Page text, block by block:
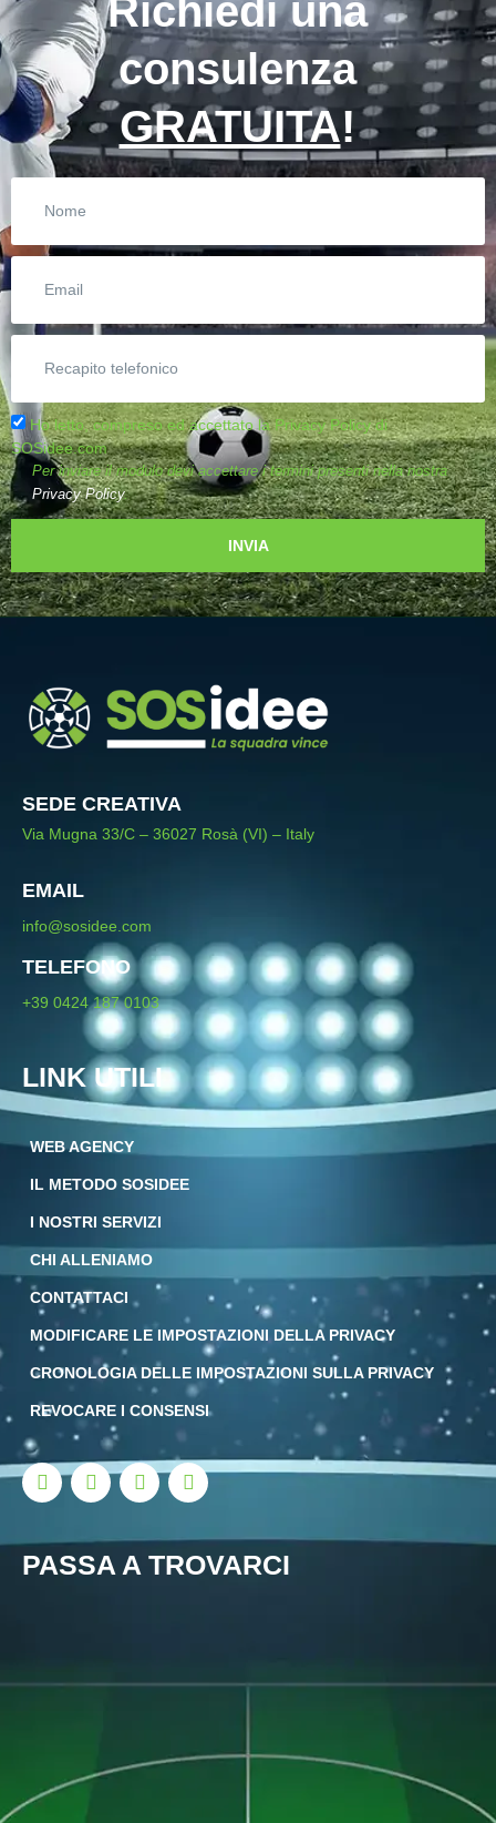
Richiedi una
consulenza
GRATUITA!
Ho letto, compreso ed accettato la Privacy Policy di
SOSidee.com
Per inviare il modulo devi accettare i termini presenti nella nostra
Privacy Policy.
INVIA
SEDE CREATIVA
Via Mugna 33/C – 36027 Rosà (VI) – Italy
EMAIL
info@sosidee.com
TELEFONO
+39 0424 187 0103
LINK UTILI
WEB AGENCY
IL METODO SOSIDEE
I NOSTRI SERVIZI
CHI ALLENIAMO
CONTATTACI
MODIFICARE LE IMPOSTAZIONI DELLA PRIVACY
CRONOLOGIA DELLE IMPOSTAZIONI SULLA PRIVACY
REVOCARE I CONSENSI
PASSA A TROVARCI